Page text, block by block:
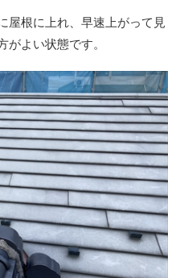
屋根に上れ、早速上がって見
がよい状態です。